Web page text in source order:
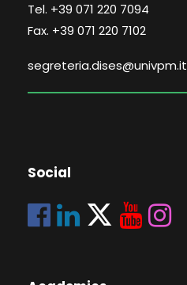
Tel. +39 071 220 7094
Fax. +39 071 220 7102
segreteria.dises@univpm.it
Social